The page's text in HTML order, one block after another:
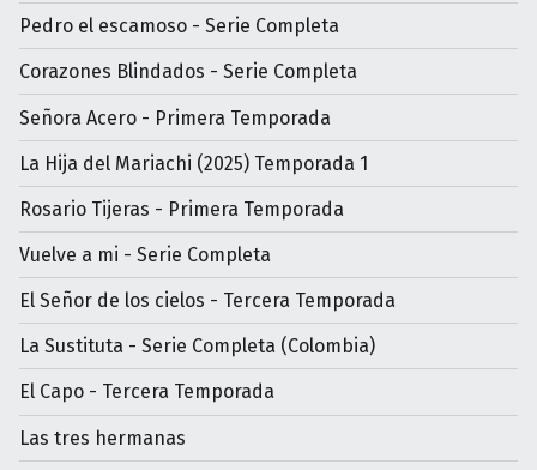
Pedro el escamoso - Serie Completa
Corazones Blindados - Serie Completa
Señora Acero - Primera Temporada
La Hija del Mariachi (2025) Temporada 1
Rosario Tijeras - Primera Temporada
Vuelve a mi - Serie Completa
El Señor de los cielos - Tercera Temporada
La Sustituta - Serie Completa (Colombia)
El Capo - Tercera Temporada
Las tres hermanas